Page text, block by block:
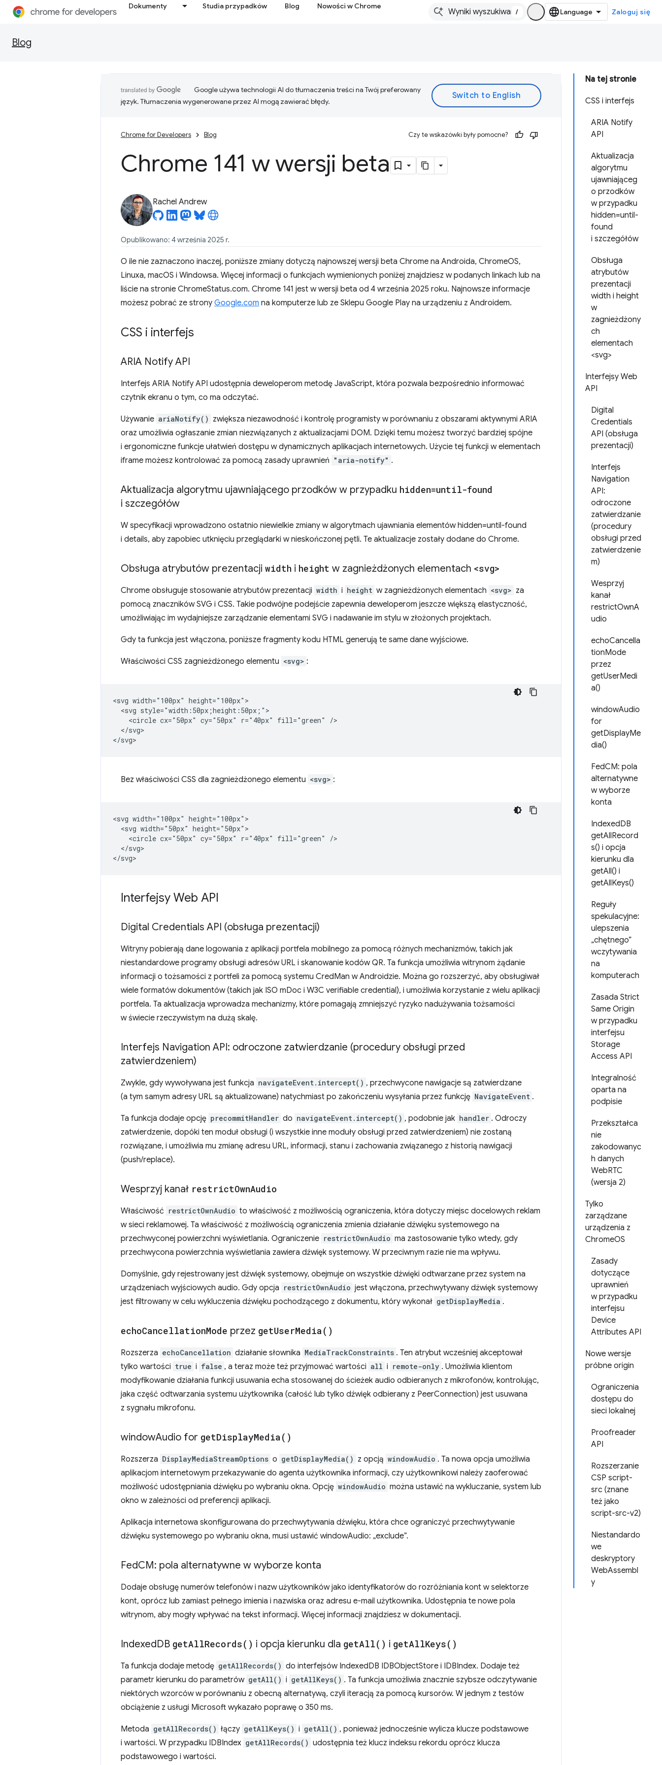
Dokumenty Studia przypadków Blog Nowości w Chrome
/ Zaloguj się
Blog
Na tej stronie
CSS i interfejs
ARIA Notify
API
Aktualizacja
algorytmu
ujawniająceg
o przodków
w przypadku
hidden=until-
found
i szczegółów
Obsługa
atrybutów
prezentacji
width i height
w
zagnieżdżony
ch
elementach
<svg>
Interfejsy Web
API
Digital
Credentials
API (obsługa
prezentacji)
Interfejs
Navigation
API:
odroczone
zatwierdzanie
(procedury
obsługi przed
zatwierdzenie
m)
Wesprzyj
kanał
restrictOwnA
udio
echoCancella
tionMode
przez
getUserMedi
a()
windowAudio
for
getDisplayMe
dia()
FedCM: pola
alternatywne
w wyborze
konta
IndexedDB
getAllRecord
s() i opcja
kierunku dla
getAll() i
getAllKeys()
Reguły
spekulacyjne:
ulepszenia
„chętnego”
wczytywania
na
komputerach
Zasada Strict
Same Origin
w przypadku
interfejsu
Storage
Access API
Integralność
oparta na
podpisie
Przekształca
nie
zakodowanyc
h danych
WebRTC
(wersja 2)
Tylko
zarządzane
urządzenia z
ChromeOS
Zasady
dotyczące
uprawnień
w przypadku
interfejsu
Device
Attributes API
Nowe wersje
próbne origin
Ograniczenia
dostępu do
sieci lokalnej
Proofreader
API
Rozszerzanie
CSP script-
src (znane
też jako
script-src-v2)
Niestandardo
we
deskryptory
WebAssembl
y
Google używa technologii AI do tłumaczenia treści na Twój preferowany
język. Tłumaczenia wygenerowane przez AI mogą zawierać błędy.
Chrome for Developers Blog Czy te wskazówki były pomocne?
Chrome 141 w wersji beta
Rachel Andrew
Opublikowano: 4 września 2025 r.
O ile nie zaznaczono inaczej, poniższe zmiany dotyczą najnowszej wersji beta Chrome na Androida, ChromeOS,
Linuxa, macOS i Windowsa. Więcej informacji o funkcjach wymienionych poniżej znajdziesz w podanych linkach lub na
liście na stronie ChromeStatus.com. Chrome 141 jest w wersji beta od 4 września 2025 roku. Najnowsze informacje
możesz pobrać ze strony Google.com na komputerze lub ze Sklepu Google Play na urządzeniu z Androidem.
CSS i interfejs
ARIA Notify API
Interfejs ARIA Notify API udostępnia deweloperom metodę JavaScript, która pozwala bezpośrednio informować
czytnik ekranu o tym, co ma odczytać.
Używanie ariaNotify() zwiększa niezawodność i kontrolę programisty w porównaniu z obszarami aktywnymi ARIA
oraz umożliwia ogłaszanie zmian niezwiązanych z aktualizacjami DOM. Dzięki temu możesz tworzyć bardziej spójne
i ergonomiczne funkcje ułatwień dostępu w dynamicznych aplikacjach internetowych. Użycie tej funkcji w elementach
iframe możesz kontrolować za pomocą zasady uprawnień "aria-notify" .
Aktualizacja algorytmu ujawniającego przodków w przypadku hidden=until-found
i szczegółów
W specyfikacji wprowadzono ostatnio niewielkie zmiany w algorytmach ujawniania elementów hidden=until-found
i details, aby zapobiec utknięciu przeglądarki w nieskończonej pętli. Te aktualizacje zostały dodane do Chrome.
Obsługa atrybutów prezentacji width i height w zagnieżdżonych elementach <svg>
Chrome obsługuje stosowanie atrybutów prezentacji width i height w zagnieżdżonych elementach <svg> za
pomocą znaczników SVG i CSS. Takie podwójne podejście zapewnia deweloperom jeszcze większą elastyczność,
umożliwiając im wydajniejsze zarządzanie elementami SVG i nadawanie im stylu w złożonych projektach.
Gdy ta funkcja jest włączona, poniższe fragmenty kodu HTML generują te same dane wyjściowe.
Właściwości CSS zagnieżdżonego elementu <svg> :
<svg width="100px" height="100px">
  <svg style="width:50px;height:50px;">
    <circle cx="50px" cy="50px" r="40px" fill="green" />
  </svg>
Bez właściwości CSS dla zagnieżdżonego elementu <svg> :
<svg width="100px" height="100px">
  <svg width="50px" height="50px">
    <circle cx="50px" cy="50px" r="40px" fill="green" />
  </svg>
Interfejsy Web API
Digital Credentials API (obsługa prezentacji)
Witryny pobierają dane logowania z aplikacji portfela mobilnego za pomocą różnych mechanizmów, takich jak
niestandardowe programy obsługi adresów URL i skanowanie kodów QR. Ta funkcja umożliwia witrynom żądanie
informacji o tożsamości z portfeli za pomocą systemu CredMan w Androidzie. Można go rozszerzyć, aby obsługiwał
wiele formatów dokumentów (takich jak ISO mDoc i W3C verifiable credential), i umożliwia korzystanie z wielu aplikacji
portfela. Ta aktualizacja wprowadza mechanizmy, które pomagają zmniejszyć ryzyko nadużywania tożsamości
w świecie rzeczywistym na dużą skalę.
Interfejs Navigation API: odroczone zatwierdzanie (procedury obsługi przed
zatwierdzeniem)
Zwykle, gdy wywoływana jest funkcja navigateEvent.intercept() , przechwycone nawigacje są zatwierdzane
(a tym samym adresy URL są aktualizowane) natychmiast po zakończeniu wysyłania przez funkcję NavigateEvent .
Ta funkcja dodaje opcję precommitHandler do navigateEvent.intercept() , podobnie jak handler . Odroczy
zatwierdzenie, dopóki ten moduł obsługi (i wszystkie inne moduły obsługi przed zatwierdzeniem) nie zostaną
rozwiązane, i umożliwia mu zmianę adresu URL, informacji, stanu i zachowania związanego z historią nawigacji
(push/replace).
Wesprzyj kanał restrictOwnAudio
Właściwość restrictOwnAudio to właściwość z możliwością ograniczenia, która dotyczy miejsc docelowych reklam
w sieci reklamowej. Ta właściwość z możliwością ograniczenia zmienia działanie dźwięku systemowego na
przechwyconej powierzchni wyświetlania. Ograniczenie restrictOwnAudio ma zastosowanie tylko wtedy, gdy
przechwycona powierzchnia wyświetlania zawiera dźwięk systemowy. W przeciwnym razie nie ma wpływu.
Domyślnie, gdy rejestrowany jest dźwięk systemowy, obejmuje on wszystkie dźwięki odtwarzane przez system na
urządzeniach wyjściowych audio. Gdy opcja restrictOwnAudio jest włączona, przechwytywany dźwięk systemowy
jest filtrowany w celu wykluczenia dźwięku pochodzącego z dokumentu, który wykonał getDisplayMedia .
echoCancellationMode przez getUserMedia( )
Rozszerza echoCancellation działanie słownika MediaTrackConstraints . Ten atrybut wcześniej akceptował
tylko wartości true i false , a teraz może też przyjmować wartości all i remote-only . Umożliwia klientom
modyfikowanie działania funkcji usuwania echa stosowanej do ścieżek audio odbieranych z mikrofonów, kontrolując,
jaka część odtwarzania systemu użytkownika (całość lub tylko dźwięk odbierany z PeerConnection) jest usuwana
z sygnału mikrofonu.
windowAudio for getDisplayMedia( )
Rozszerza DisplayMediaStreamOptions o getDisplayMedia() z opcją windowAudio . Ta nowa opcja umożliwia
aplikacjom internetowym przekazywanie do agenta użytkownika informacji, czy użytkownikowi należy zaoferować
możliwość udostępniania dźwięku po wybraniu okna. Opcję windowAudio można ustawić na wykluczanie, system lub
okno w zależności od preferencji aplikacji.
Aplikacja internetowa skonfigurowana do przechwytywania dźwięku, która chce ograniczyć przechwytywanie
dźwięku systemowego po wybraniu okna, musi ustawić windowAudio: „exclude”.
FedCM: pola alternatywne w wyborze konta
Dodaje obsługę numerów telefonów i nazw użytkowników jako identyfikatorów do rozróżniania kont w selektorze
kont, oprócz lub zamiast pełnego imienia i nazwiska oraz adresu e-mail użytkownika. Udostępnia te nowe pola
witrynom, aby mogły wpływać na tekst informacji. Więcej informacji znajdziesz w dokumentacji.
IndexedDB getAllRecords( ) i opcja kierunku dla getAll( ) i getAllKeys( )
Ta funkcja dodaje metodę getAllRecords() do interfejsów IndexedDB IDBObjectStore i IDBIndex. Dodaje też
parametr kierunku do parametrów getAll() i getAllKeys() . Ta funkcja umożliwia znacznie szybsze odczytywanie
niektórych wzorców w porównaniu z obecną alternatywą, czyli iteracją za pomocą kursorów. W jednym z testów
obciążenie z usługi Microsoft wykazało poprawę o 350 ms.
Metoda getAllRecords() łączy getAllKeys() i getAll() , ponieważ jednocześnie wylicza klucze podstawowe
i wartości. W przypadku IDBIndex getAllRecords() udostępnia też klucz indeksu rekordu oprócz klucza
podstawowego i wartości.